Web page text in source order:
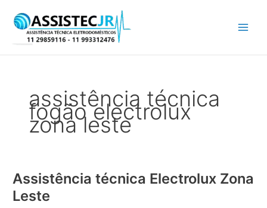
para
conteúdo
assistência técnica
fogão electrolux
zona leste
Assistência técnica Electrolux Zona
Leste
Assistência
técnica
Electrolux